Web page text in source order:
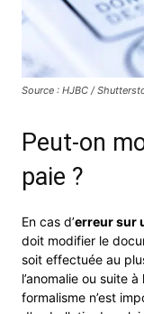
Source : HJBC /
Peut-on
paie ?
En cas d’erreur sur
doit modifier le
soit effectuée au
l’anomalie ou suite
formalisme n’est